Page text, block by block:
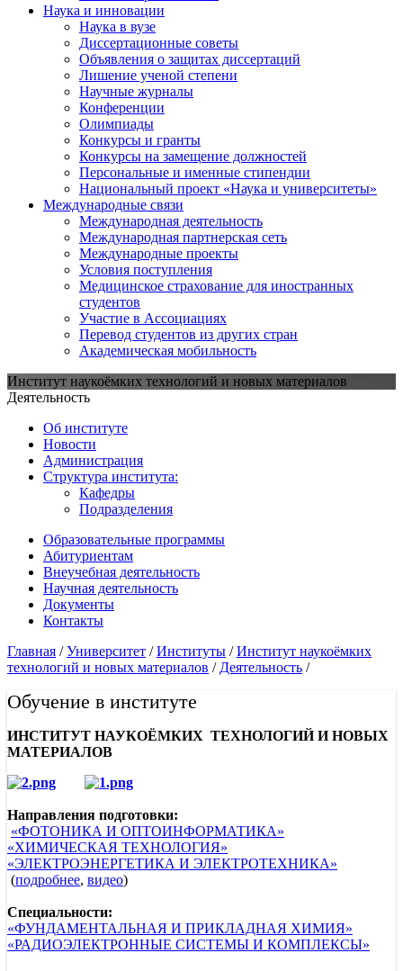
Наука и инновации
Наука в вузе
Диссертационные советы
Объявления о защитах диссертаций
Лишение ученой степени
Научные журналы
Конференции
Олимпиады
Конкурсы и гранты
Конкурсы на замещение должностей
Персональные и именные стипендии
Национальный проект «Наука и университеты»
Международные связи
Международная деятельность
Международная партнерская сеть
Международные проекты
Условия поступления
Медицинское страхование для иностранных
студентов
Участие в Ассоциациях
Перевод студентов из других стран
Академическая мобильность
Институт наукоёмких технологий и новых материалов
Деятельность
Об институте
Новости
Администрация
Структура института:
Кафедры
Подразделения
Образовательные программы
Абитуриентам
Внеучебная деятельность
Научная деятельность
Документы
Контакты
Главная /Университет /Институты /Институт наукоёмких
технологий и новых материалов / Деятельность /
Обучение в институте
ИНСТИТУТ НАУКОЁМКИХ ТЕХНОЛОГИЙ И НОВЫХ
МАТЕРИАЛОВ
Направления подготовки:
«ФОТОНИКА И ОПТОИНФОРМАТИКА»
«ХИМИЧЕСКАЯ ТЕХНОЛОГИЯ»
«ЭЛЕКТРОЭНЕРГЕТИКА И ЭЛЕКТРОТЕХНИКА»
(подробнее, видео)
Специальности:
«ФУНДАМЕНТАЛЬНАЯ И ПРИКЛАДНАЯ ХИМИЯ»
«РАДИОЭЛЕКТРОННЫЕ СИСТЕМЫ И КОМПЛЕКСЫ»